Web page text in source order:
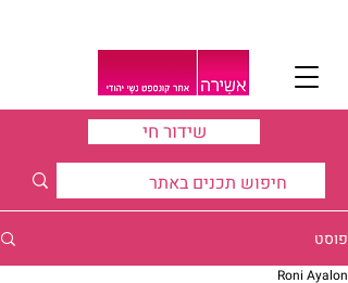
שידור חי
פוסט
Roni Ayalon